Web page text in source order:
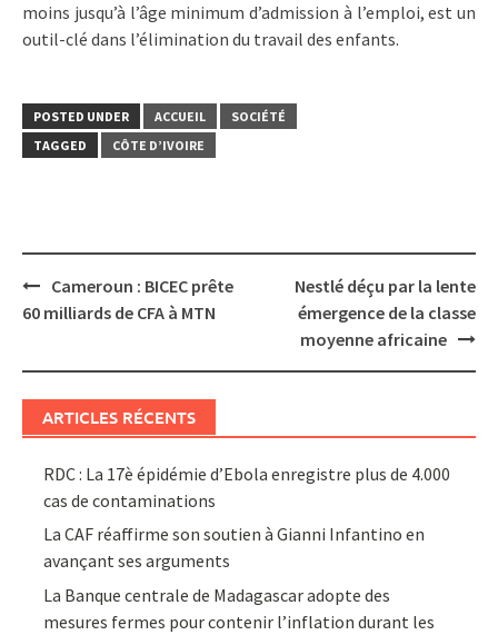
moins jusqu’à l’âge minimum d’admission à l’emploi, est un
outil-clé dans l’élimination du travail des enfants.
POSTED UNDER ACCUEIL
SOCIÉTÉ
TAGGED
CÔTE D’IVOIRE
Post
navigation
Cameroun : BICEC prête
60 milliards de CFA à MTN
Nestlé déçu par la lente
émergence de la classe
moyenne africaine
ARTICLES RÉCENTS
RDC : La 17è épidémie d’Ebola enregistre plus de 4.000
cas de contaminations
La CAF réaffirme son soutien à Gianni Infantino en
avançant ses arguments
La Banque centrale de Madagascar adopte des
mesures fermes pour contenir l’inflation durant les